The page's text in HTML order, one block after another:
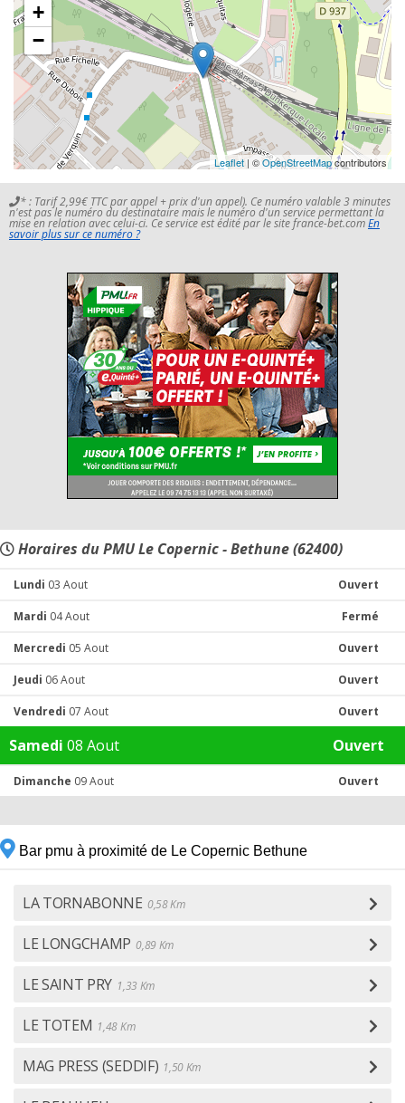
+
−
Leaflet | ©OpenStreetMapcontributors
* : Tarif 2,99€ TTC par appel + prix d'un appel). Ce numéro valable 3 minutes
n'est pas le numéro du destinataire mais le numéro d'un service permettant la
mise en relation avec celui-ci. Ce service est édité par le site france-bet.comEn
savoir plus sur ce numéro ?
Horaires du PMU Le Copernic - Bethune (62400)
Lundi 03 Aout Ouvert
Mardi 04 Aout Fermé
Mercredi 05 Aout Ouvert
Jeudi 06 Aout Ouvert
Vendredi 07 Aout Ouvert
Samedi 08 Aout Ouvert
Dimanche 09 Aout Ouvert
Bar pmu à proximité de Le Copernic Bethune
LA TORNABONNE 0,58 Km
LE LONGCHAMP 0,89 Km
LE SAINT PRY 1,33 Km
LE TOTEM 1,48 Km
MAG PRESS (SEDDIF) 1,50 Km